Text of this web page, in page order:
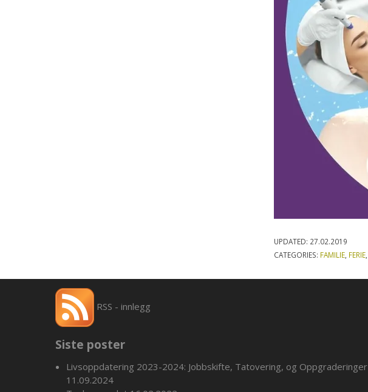
UPDATED: 27.02.2019
CATEGORIES: FAMILIE FERIE
RSS - innlegg
Siste poster
Livsoppdatering 2023-2024: Jobbskifte, Tatovering, og Oppgraderinger
11.09.2024